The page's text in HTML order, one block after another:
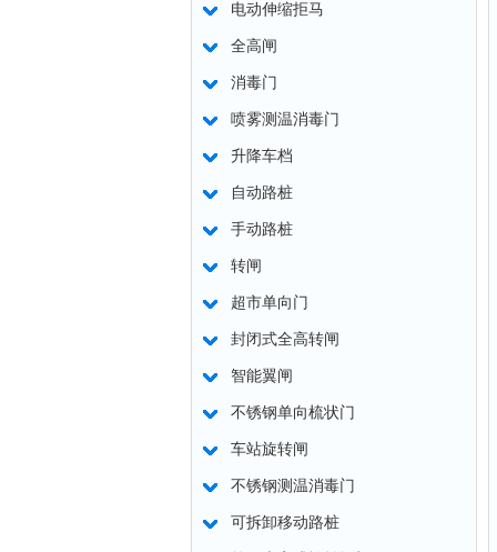
电动伸缩拒马
全高闸
消毒门
喷雾测温消毒门
升降车档
自动路桩
手动路桩
转闸
超市单向门
封闭式全高转闸
智能翼闸
不锈钢单向梳状门
车站旋转闸
不锈钢测温消毒门
可拆卸移动路桩